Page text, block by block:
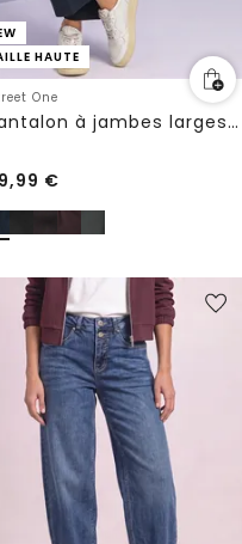
HAUTE
One
Pantalon à jambes larges avec boutons décoratifs
€